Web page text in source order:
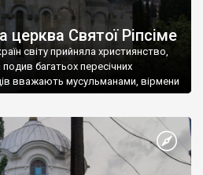
церква Святої Ріпсіме
світу прийняла християнство,
багатьох пересічних
вважають мусульманами, вірмени